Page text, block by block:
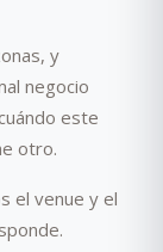
y
negocio
este
otro.
el venue y el